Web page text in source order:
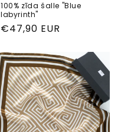
100% zīda šalle "Blue
labyrinth"
Parastā
€47,90 EUR